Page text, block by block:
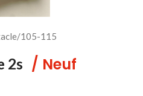
/105-115
2s / Neuf